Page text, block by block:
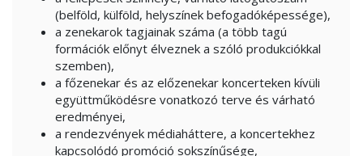
(belföld, külföld, helyszínek befogadóképessége),
a zenekarok tagjainak száma (a több tagú
formációk előnyt élveznek a szóló produkciókkal
szemben),
a főzenekar és az előzenekar koncerteken kívüli
együttműködésre vonatkozó terve és várható
eredményei,
a rendezvények médiaháttere, a koncertekhez
kapcsolódó promóció sokszínűsége,